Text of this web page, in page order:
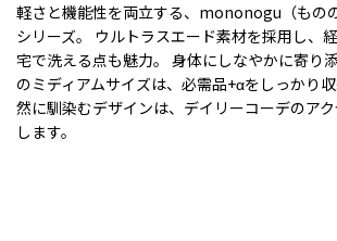
軽さと機能性を両立する、mononogu（もの
シリーズ。 ウルトラスエード素材を採用し、
宅で洗える点も魅力。 身体にしなやかに寄り
のミディアムサイズは、必需品+αをしっかり
然に馴染むデザインは、デイリーコーデのア
します。